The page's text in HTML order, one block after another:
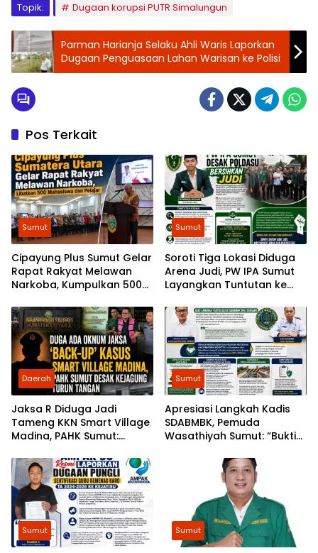
Topik:
Dugaan korupsi PUTR Simalungun
Parman Harianja Selaku Ahli Waris Laporkan
Dugaan Penguasaan Lahan Warisan ke Polisi
Pos Terkait
Sumut
Cipayung Plus Sumut Gelar
Rapat Rakyat Melawan
Narkoba, Kumpulkan 500
Sumut
Soroti Tiga Lokasi Diduga
Arena Judi, PW IPA Sumut
Layangkan Tuntutan ke
Daerah
Jaksa R Diduga Jadi
Tameng KKN Smart Village
Madina, PAHK Sumut:
Jangan Ada yang Kebal
Hukum!
Sumut
Apresiasi Langkah Kadis
SDABMBK, Pemuda
Wasathiyah Sumut: “Bukti
Berlandaskan Hukum”
Sumut Sumut